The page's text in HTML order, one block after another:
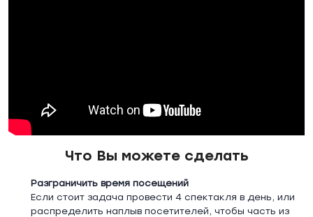
Что Вы можете сделать
Разграничить время посещений
Если стоит задача провести 4 спектакля в день, или
распределить наплыв посетителей, чтобы часть из